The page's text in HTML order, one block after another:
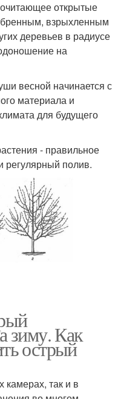
открытые
взрыхленным
деревьев в радиусе
на
весной начинается с
материала и
для будущего
- правильное
регулярный полив.
зиму. Как
острый
камерах, так и в